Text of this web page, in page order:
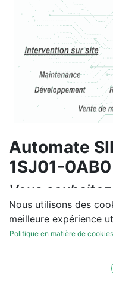
Automate
1SJ01-0AB0
Vous
réparation ou
diagnostic sur
Nous utilisons des
meilleure expérience
Politique en matière de cookies